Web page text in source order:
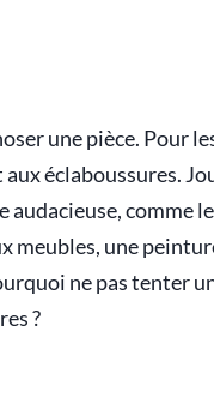
une pièce. Pour
éclaboussures.
comme
une
ne pas tenter
?